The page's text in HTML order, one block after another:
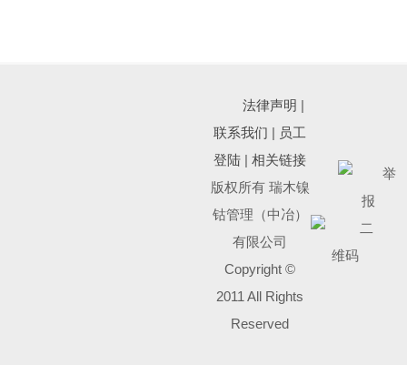
法律声明 |
联系我们 | 员工
登陆 |相关链接
版权所有 瑞木镍
钴管理（中冶）
有限公司
Copyright ©
2011 All Rights
Reserved